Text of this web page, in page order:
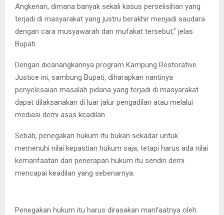
Angkenan, dimana banyak sekali kasus perselisihan yang
terjadi di masyarakat yang justru berakhir menjadi saudara
dengan cara musyawarah dan mufakat tersebut,” jelas
Bupati.
Dengan dicanangkannya program Kampung Restorative
Justice ini, sambung Bupati, diharapkan nantinya
penyelesaian masalah pidana yang terjadi di masyarakat
dapat dilaksanakan di luar jalur pengadilan atau melalui
mediasi demi asas keadilan.
Sebab, penegakan hukum itu bukan sekadar untuk
memenuhi nilai kepastian hukum saja, tetapi harus ada nilai
kemanfaatan dari penerapan hukum itu sendiri demi
mencapai keadilan yang sebenarnya.
Penegakan hukum itu harus dirasakan manfaatnya oleh